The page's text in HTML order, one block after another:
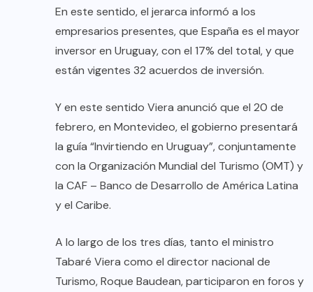
En este sentido, el jerarca informó a los
empresarios presentes, que España es el mayor
inversor en Uruguay, con el 17% del total, y que
están vigentes 32 acuerdos de inversión.
Y en este sentido Viera anunció que el 20 de
febrero, en Montevideo, el gobierno presentará
la guía “Invirtiendo en Uruguay”, conjuntamente
con la Organización Mundial del Turismo (OMT) y
la CAF – Banco de Desarrollo de América Latina
y el Caribe.
A lo largo de los tres días, tanto el ministro
Tabaré Viera como el director nacional de
Turismo, Roque Baudean, participaron en foros y